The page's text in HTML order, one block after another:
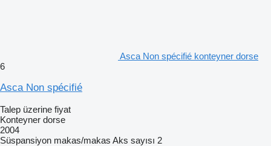
Asca Non spécifié konteyner dorse
6
Asca Non spécifié
Talep üzerine fiyat
Konteyner dorse
2004
Süspansiyon makas/makas Aks sayısı 2